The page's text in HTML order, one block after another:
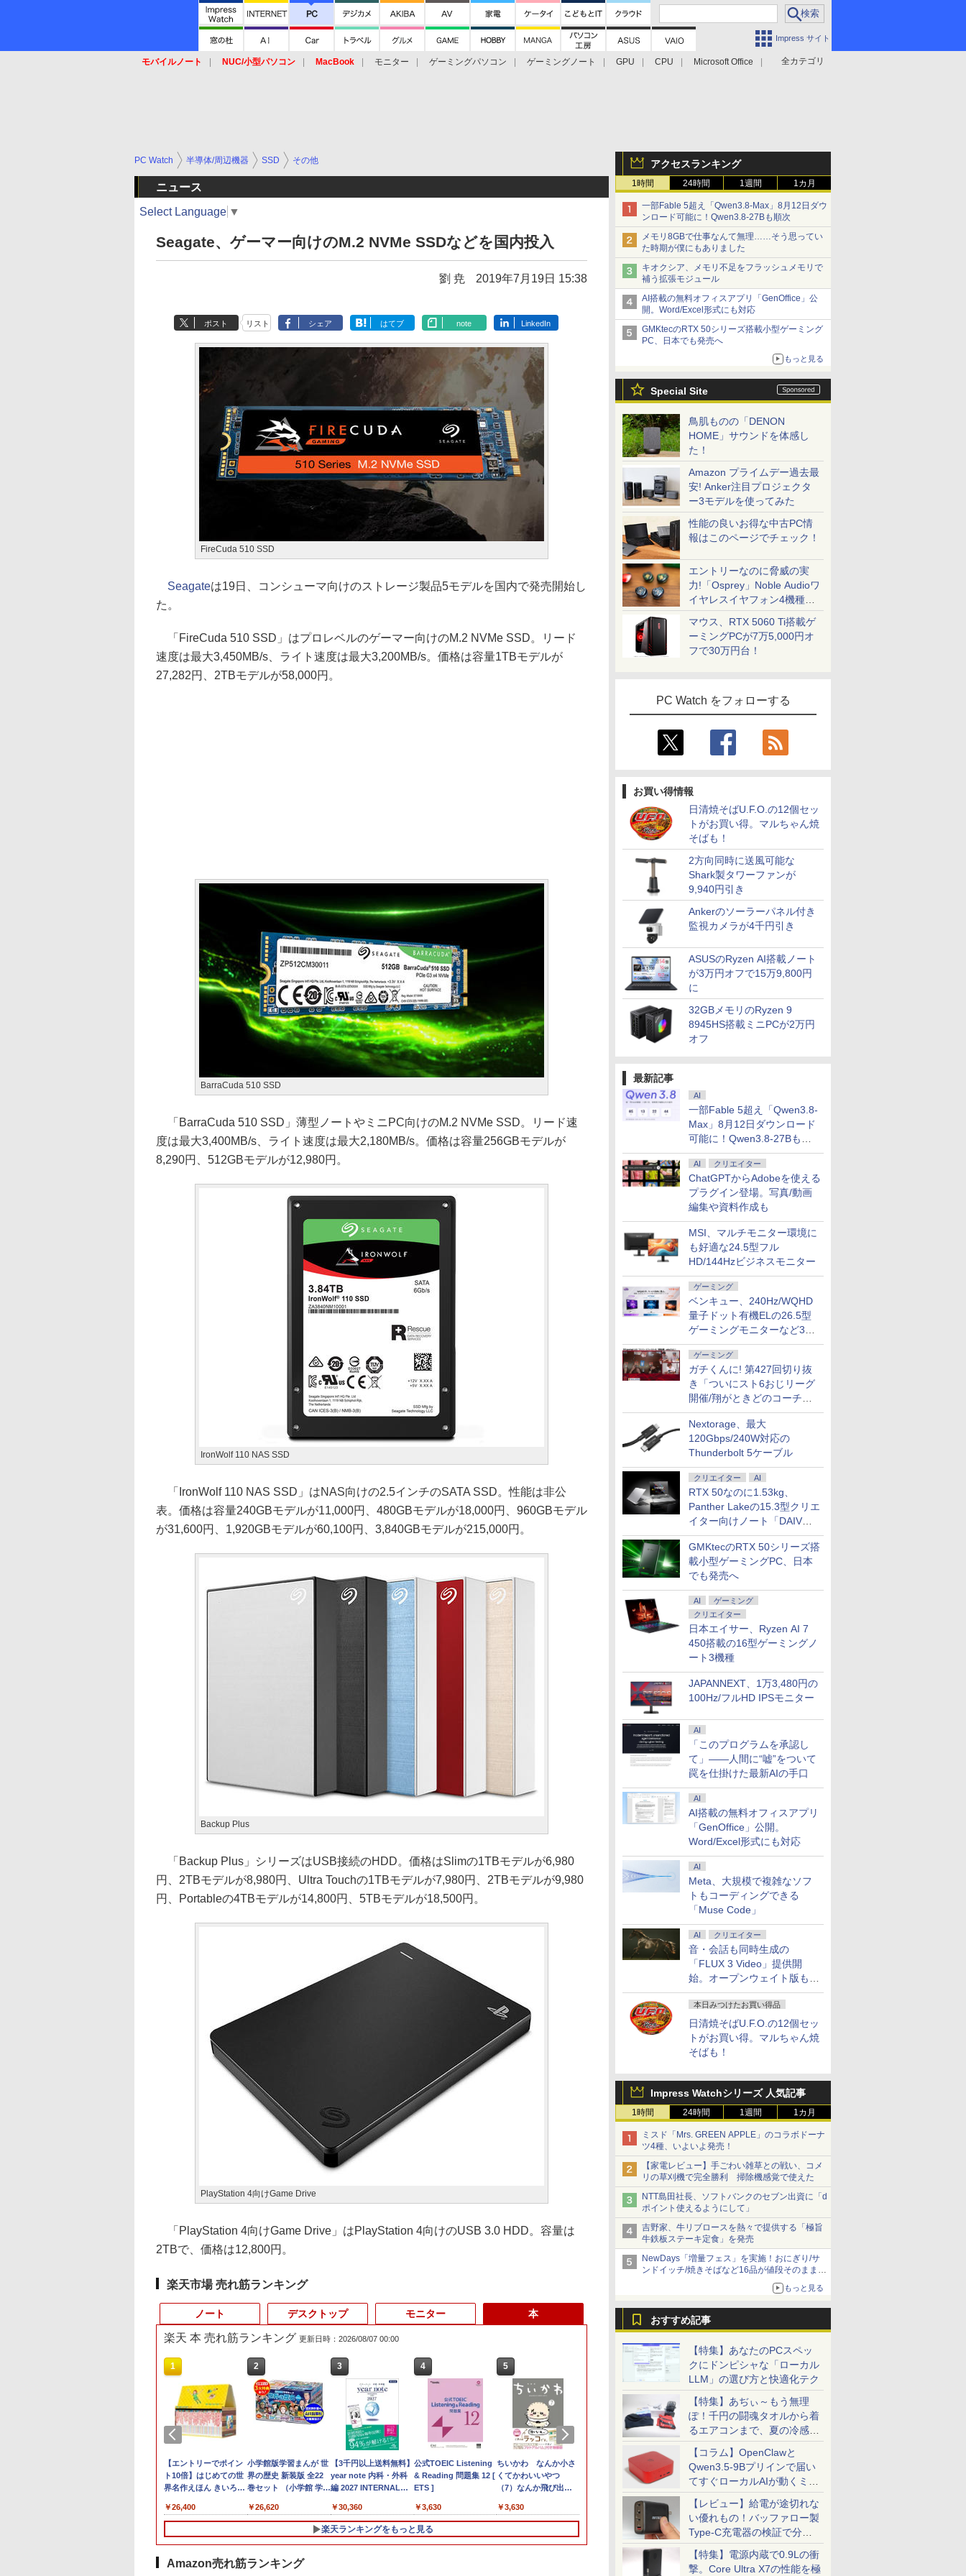
Impress サイト
全カテゴリ
モバイルノート NUC/小型パソコン MacBook モニター ゲーミングパソコン ゲーミングノート GPU CPU
Microsoft Office
アクセスランキング
1時間 24時間 1週間 1カ月
一部Fable 5超え「Qwen3.8-Max」8月12日ダウ
ンロード可能に！Qwen3.8-27Bも順次
メモリ8GBで仕事なんて無理……そう思ってい
た時期が僕にもありました
キオクシア、メモリ不足をフラッシュメモリで
補う拡張モジュール
AI搭載の無料オフィスアプリ「GenOffice」公
開。Word/Excel形式にも対応
GMKtecのRTX 50シリーズ搭載小型ゲーミング
PC、日本でも発売へ
もっと見る
Special Site
鳥肌ものの「DENON
HOME」サウンドを体感し
た！
Amazon プライムデー過去最
安! Anker注目プロジェクタ
ー3モデルを使ってみた
性能の良いお得な中古PC情
報はこのページでチェック！
エントリーなのに脅威の実
力!「Osprey」Noble Audioワ
イヤレスイヤフォン4機種を
一気に聴く
マウス、RTX 5060 Ti搭載ゲ
ーミングPCが7万5,000円オ
フで30万円台！
PC Watch をフォローする
お買い得情報
日清焼そばU.F.O.の12個セッ
トがお買い得。マルちゃん焼
そばも！
2方向同時に送風可能な
Shark製タワーファンが
9,940円引き
Ankerのソーラーパネル付き
監視カメラが4千円引き
ASUSのRyzen AI搭載ノート
が3万円オフで15万9,800円
に
32GBメモリのRyzen 9
8945HS搭載ミニPCが2万円
オフ
最新記事
AI
一部Fable 5超え「Qwen3.8-
Max」8月12日ダウンロード
可能に！Qwen3.8-27Bも順
次
AI クリエイター
ChatGPTからAdobeを使える
プラグイン登場。写真/動画
編集や資料作成も
MSI、マルチモニター環境に
も好適な24.5型フル
HD/144Hzビジネスモニター
ゲーミング
ベンキュー、240Hz/WQHD
量子ドット有機ELの26.5型
ゲーミングモニターなど3機
種
ゲーミング
ガチくんに! 第427回切り抜
き「ついにスト6おじリーグ
開催/翔がときどのコーチ就
任など」
Nextorage、最大
120Gbps/240W対応の
Thunderbolt 5ケーブル
クリエイター AI
RTX 50なのに1.53kg、
Panther Lakeの15.3型クリエ
イター向けノート「DAIV
Z5」
GMKtecのRTX 50シリーズ搭
載小型ゲーミングPC、日本
でも発売へ
AI
ゲーミング
クリエイター
日本エイサー、Ryzen AI 7
450搭載の16型ゲーミングノ
ート3機種
JAPANNEXT、1万3,480円の
100Hz/フルHD IPSモニター
AI
「このプログラムを承認し
て」――人間に“嘘”をついて
罠を仕掛けた最新AIの手口
AI
AI搭載の無料オフィスアプリ
「GenOffice」公開。
Word/Excel形式にも対応
AI
Meta、大規模で複雑なソフ
トもコーディングできる
「Muse Code」
AI クリエイター
音・会話も同時生成の
「FLUX 3 Video」提供開
始。オープンウェイト版も計
画
本日みつけたお買い得品
日清焼そばU.F.O.の12個セッ
トがお買い得。マルちゃん焼
そばも！
Impress Watchシリーズ 人気記事
1時間 24時間 1週間 1カ月
ミスド「Mrs. GREEN APPLE」のコラボドーナ
ツ4種、いよいよ発売！
【家電レビュー】手ごわい雑草との戦い、コメ
リの草刈機で完全勝利 掃除機感覚で使えた
NTT島田社長、ソフトバンクのセブン出資に「d
ポイント使えるようにして」
吉野家、牛リブロースを熱々で提供する「極旨
牛鉄板ステーキ定食」を発売
NewDays「増量フェス」を実施！おにぎり/サ
ンドイッチ/焼きそばなど16品が値段そのままで
もっと見る
おすすめ記事
【特集】あなたのPCスペッ
クにドンピシャな「ローカル
LLM」の選び方と快適化テク
【特集】あぢぃ～もう無理
ぽ！千円の闘魂タオルから着
るエアコンまで、夏の冷感グ
ッズ一挙紹介
【コラム】OpenClawと
Qwen3.5-9Bプリインで届い
てすぐローカルAIが動くミニ
PC「SER9 Pro」
【レビュー】給電が途切れな
い優れもの！バッファロー製
Type-C充電器の検証で分か
ったこと
【特集】電源内蔵で0.9Lの衝
撃。Core Ultra X7の性能を極
PC Watch 半導体/周辺機器 SSD その他
ニュース
Select Language ▼
Seagate、ゲーマー向けのM.2 NVMe SSDなどを国内投入
劉 尭 2019年7月19日 15:38
ポスト リスト シェア はてブ note LinkedIn
FireCuda 510 SSD
Seagateは19日、コンシューマ向けのストレージ製品5モデルを国内で発売開始し
た。
「FireCuda 510 SSD」はプロレベルのゲーマー向けのM.2 NVMe SSD。リード
速度は最大3,450MB/s、ライト速度は最大3,200MB/s。価格は容量1TBモデルが
27,282円、2TBモデルが58,000円。
BarraCuda 510 SSD
「BarraCuda 510 SSD」薄型ノートやミニPC向けのM.2 NVMe SSD。リード速
度は最大3,400MB/s、ライト速度は最大2,180MB/s。価格は容量256GBモデルが
8,290円、512GBモデルが12,980円。
IronWolf 110 NAS SSD
「IronWolf 110 NAS SSD」はNAS向けの2.5インチのSATA SSD。性能は非公
表。価格は容量240GBモデルが11,000円、480GBモデルが18,000円、960GBモデル
が31,600円、1,920GBモデルが60,100円、3,840GBモデルが215,000円。
Backup Plus
「Backup Plus」シリーズはUSB接続のHDD。価格はSlimの1TBモデルが6,980
円、2TBモデルが8,980円、Ultra Touchの1TBモデルが7,980円、2TBモデルが9,980
円、Portableの4TBモデルが14,800円、5TBモデルが18,500円。
PlayStation 4向けGame Drive
「PlayStation 4向けGame Drive」はPlayStation 4向けのUSB 3.0 HDD。容量は
2TBで、価格は12,800円。
楽天市場 売れ筋ランキング
ノート
1
【中古・軽量SSD搭
載】新生活応援 新春 ノ
ートパソコン 中古 パソ
VB-1 12.5型 訳あり 第6
世代Core i3
SSD128GB
Office2019 180日保証
￥13,800
2
8月5日限定10倍＆抽選
10000P！｜お得3点セ
ット富士通 LIFEBOOK
ンアウトレット 第八世
代Corei3 i5 DVD/テン
キー/カメラ選べる 大画
大メモリ32GB新品
￥16,800
3
【在庫処分 訳あり】 中
古ノートパソコン 第10
世代 Core i5
8GB M.2 SSD256GB
15.6インチ 大画面 無線
LAN Wi-Fi搭載
￥20,980
4
MS限定クーポンあり!
【Win11正式対応】
Webカメラ&テンキー
中古 パソコン メモリ
8GB 最大32GB 新品
SSD 256GB 高性能 第
￥29,800
5
【最新Office2024】中
古ノートパソコン 第8
世代Core i5 メモリ
SSD1TB 15.6型 レノボ
ThinkPad L590 Office
付 Windows11 テンキ
￥26,800
本日10倍！高性能第10
世代Core i7-10610Uノ
ートパソコン 中古
Dynabook G83 超軽量
約779g メモリ最大
16GB 新品SSD1TB
13.3インチ HDMI搭載
WEBカメラ5GWIFI
Bluetooth内蔵 中古パ
ノートパソコン 14イン
チ 新品 Windows11
Pro Office搭載 日本語
キーボード メモリ
8GB SSD 128GB
256GB 512GB 1TB
Webカメラ WiFi
Bluetooth 選べるカラ
ー 14型 薄型 軽量 初心
者 学習向け PC ピンク
￥29,800
8
MS Office 2024 H&B
搭載｜14型 WEBカメ
ラ 指紋認証 搭載モデル
｜中古 ノートパソコン
Windows11 Office 付
き｜Dell Latitude 5400
｜Core i5 第8世代 以降
1.60GHz 4コア 8スレ
ッド メモリ 8GB SSD
256GB｜中古パソコン
￥29,800
デスクトップ
1
ミニPC Dell HP
Lenovo 高速CPU 第8
世代 Corei3/i5-8500T
SSD1TB 二画面デュア
ル アウトレット オフィ
ス付き 最新
Win11Pro 中古パソコ
￥17,888
2
22inch液晶 PCフルセ
ット【WPS Office ×
Windows11搭載済機
世代以上 Corei3 メモ
リ8GB 新品SSD256GB
無線LAN/キーボード/
パソコン 中古デスクト
￥26,999
3
【エントリーでポイン
ト100％還元のチャン
ス】GMKtec ミニpc
8GB 256GB/512GB
SSD】 4コア 4スレッ
ド mini pc Windows11
￥51,505
4
ファンレス 業務用 ミ
ニpc 【 Intel Core I3 /
メモリ 8GB DDR3 /
Windows11 pro 】 低
消費電力 無音 静音 軽
量 コンパクト 省スペ
￥64,990
5
Khadas Mind 2 ミニ
PC｜intel Core Ultra 7
155H｜ おすすめミニ
モリ +SSD1TB・
2TB、業界のない
5.55Wh電池を内臓（最
￥214,300
モニター
1
バッファロー
BUFFALO USB ハブ
USB2.0 バスパワー 4ポ
BSH4U25BK【Windows/Mac
対応】
￥734
2
エレコム モニターアー
ム補強プレート 固定
(クランプ式/グロメッ
ク保護 保護シート付
ブラック DPA-
RP01BK
￥1,687
3
中古モニター | 液晶デ
ィスプレイ | PHILIPS |
243V5QHABA/11 |
1920×1080(フルHD) |
LEDバックライト | ス
ピーカー内蔵 | 3系統入
￥5,980
4
Philips フィリップス
240B4QPYEB 24イン
チ PLSパネル採用ワイ
液晶モニター 内蔵スピ
ーカー WUXGA
1920x1200 中古 送料無
￥6,800
5
Dell モニター 19インチ
P1917S IPSパネル
1280x1024 スクエア
整 中古ディスプレイ
￥8,800
アースドリームス 厳選
おまかせモニター 21.5
型〜27型ワイド
【HDMI対応 / FULL
HD解像度】 大手メー
カー液晶 (Dell/HP/NEC
等) テレワーク デュア
ルモニター Switch
PS4 PS5対応 【整備済
【選べる2色 コスパ抜
群】モバイルモニター
15.6インチ フルHD
100%sRGB 非光沢IPS
パネル Type-C対応
miniHDMI VESA対応
650g/889g 2色から選
択可能 モニター サブデ
ィスプレイ テレワーク
在宅勤務 UPERFECT
￥8,999
8
モバイルモニター
HAILESI S123N 12.3イ
ンチ 1920x1280
Switch2ドック不要
OTG対応 3:2比率
100％sRGB広色域 高
輝度300nit HDR対応
フルHD モバイルディ
スプレイ ポータブルモ
ニター 軽量 自立型 ス
￥9,999
本
楽天 本 売れ筋ランキング 更新日時：2026/08/07 00:00
1
【エントリーでポイン
ト10倍】はじめての世
界名作えほん きいろい
ット
￥26,400
2
小学館版学習まんが 世
界の歴史 新装版 全22
巻セット （小学館 学習
学館 ]
￥26,620
3
【3千円以上送料無料】
year note 内科・外科
編 2027 INTERNAL
SURGERY／岡庭豊／
荒瀬康司／三角和雄
￥30,360
4
公式TOEIC Listening
& Reading 問題集 12 [
ETS ]
￥3,630
5
ちいかわ なんか小さ
くてかわいいやつ
（7）なんか飛び出て
アルバム付き特装版
（講談社キャラクター
ズA） [ ナガノ ]
￥3,630
九条の大罪（17） 【電
子書籍】[ 真鍋昌平 ]
ちいかわ なんか小さ
くてかわいいやつ（2）
なんか楽しくて開ける
絵本付き特装版 （講談
社キャラクターズA） [
ナガノ ]
￥1,980
8
スター・ウォーズ／マ
ンダロリアン公式ビジ
ュアルガイド [ パブ
ロ・ヒダルゴ ]
￥6,600
楽天ランキングをもっと見る
Amazon売れ筋ランキング